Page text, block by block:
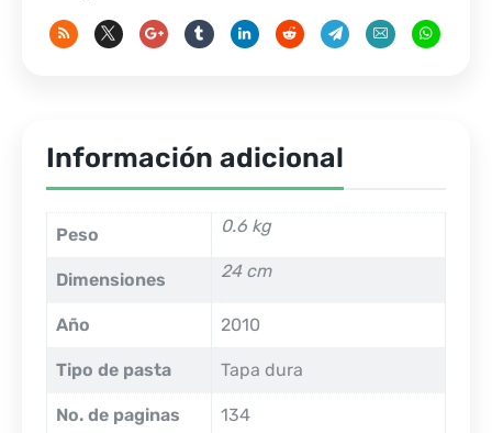
Información adicional
Peso 0.6 kg
Dimensiones 24 cm
Año 2010
Tipo de pasta Tapa dura
No. de paginas 134